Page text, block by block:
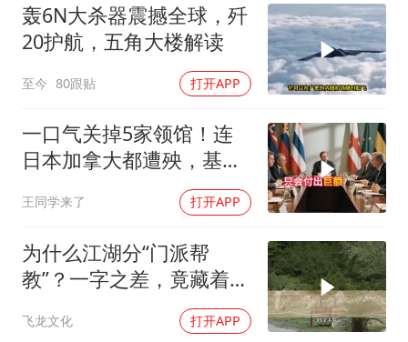
国足U17与阿森纳决赛取消 并列冠军
以军士兵把枪口对准中国记者
总书记点赞的非遗苗绣焕发新生机
轰6N大杀器震撼全球，歼
20护航，五角大楼解读
至今 80跟贴 打开APP
一口气关掉5家领馆！连
日本加拿大都遭殃，基辛
格临终遗言真应验了
王同学来了 打开APP
为什么江湖分“门派帮
教”？一字之差，竟藏着不
飞龙文化 打开APP